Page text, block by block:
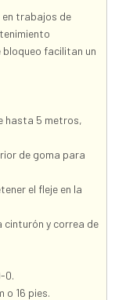
trabajos de
facilitan un
hasta 5 metros,
de goma para
el fleje en la
y correa de
0.
o 16 pies.